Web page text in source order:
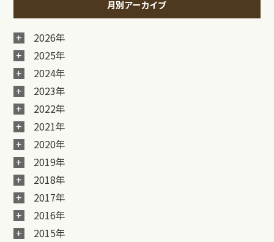
月別アーカイブ
2026年
2025年
2024年
2023年
2022年
2021年
2020年
2019年
2018年
2017年
2016年
2015年